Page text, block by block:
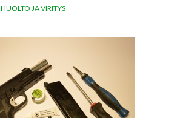
HUOLTO JA VIRITYS